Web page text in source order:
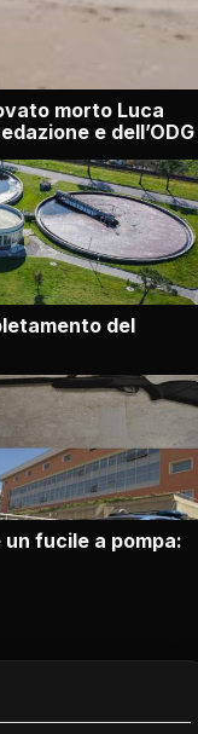
morto Luca
e dell’ODG
del
fucile a pompa: